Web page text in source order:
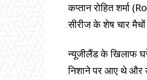
कप्तान रोहित शर्मा
सीरीज के शेष चार
न्यूजीलैंड के खिलाफ
निशाने पर आए थे और